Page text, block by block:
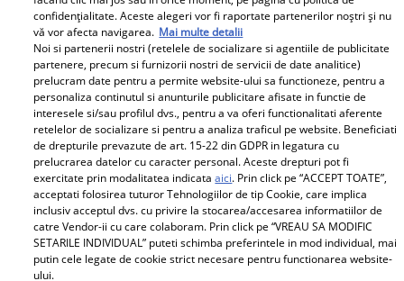
ce ea i-a lăudat performanțele: „Aveam pe mine chiloții
ăia jerpeliți”
Cabral are multe fane, iar atunci când ajunge să
interacționeze cu ele și se folosește de umorul lui
savuros, totul se transformă într-un spectacol de
stand- up comedy.
Parteneri
confidențialitate. Aceste alegeri vor fi raportate partenerilor noștri și nu
vă vor afecta navigarea. Mai multe detalii
Noi si partenerii nostri (retelele de socializare si agentiile de publicitate
partenere, precum si furnizorii nostri de servicii de date analitice)
prelucram date pentru a permite website-ului sa functioneze, pentru a
personaliza continutul si anunturile publicitare afisate in functie de
interesele si/sau profilul dvs., pentru a va oferi functionalitati aferente
retelelor de socializare si pentru a analiza traficul pe website. Beneficiati
de drepturile prevazute de art. 15-22 din GDPR in legatura cu
prelucrarea datelor cu caracter personal. Aceste drepturi pot fi
exercitate prin modalitatea indicataaici. Prin click pe “ACCEPT TOATE”,
acceptati folosirea tuturor Tehnologiilor de tip Cookie, care implica
inclusiv acceptul dvs. cu privire la stocarea/accesarea informatiilor de
catre Vendor-ii cu care colaboram. Prin click pe “VREAU SA MODIFIC
SETARILE INDIVIDUAL” puteti schimba preferintele in mod individual, mai
putin cele legate de cookie strict necesare pentru functionarea website-
ului.